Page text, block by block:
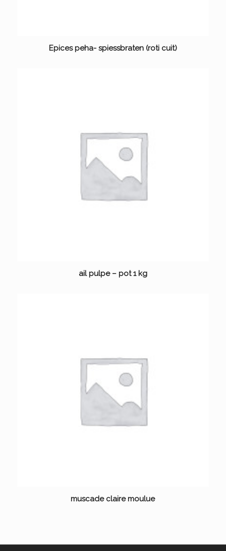
Epices peha- spiessbraten (roti cuit)
ail pulpe – pot 1 kg
muscade claire moulue